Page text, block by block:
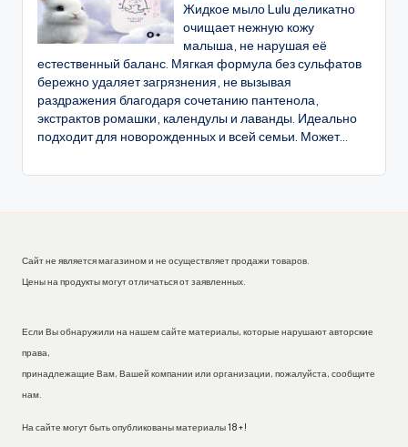
Жидкое мыло Lulu деликатно
очищает нежную кожу
малыша, не нарушая её
естественный баланс. Мягкая формула без сульфатов
бережно удаляет загрязнения, не вызывая
раздражения благодаря сочетанию пантенола,
экстрактов ромашки, календулы и лаванды. Идеально
подходит для новорожденных и всей семьи. Может...
Сайт не является магазином и не осуществляет продажи товаров.
Цены на продукты могут отличаться от заявленных.
Если Вы обнаружили на нашем сайте материалы, которые нарушают авторские
права,
принадлежащие Вам, Вашей компании или организации, пожалуйста, сообщите
нам.
На сайте могут быть опубликованы материалы 18+!